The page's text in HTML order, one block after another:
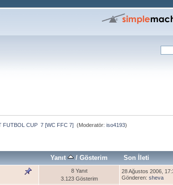
FUTBOL CUP  7 [WC FFC 7] (Moderatör:iso4193)
Yanıt / Gösterim Son İleti
8 Yanıt
3.123 Gösterim
28 Ağustos 2006,
Gönderen:sheva